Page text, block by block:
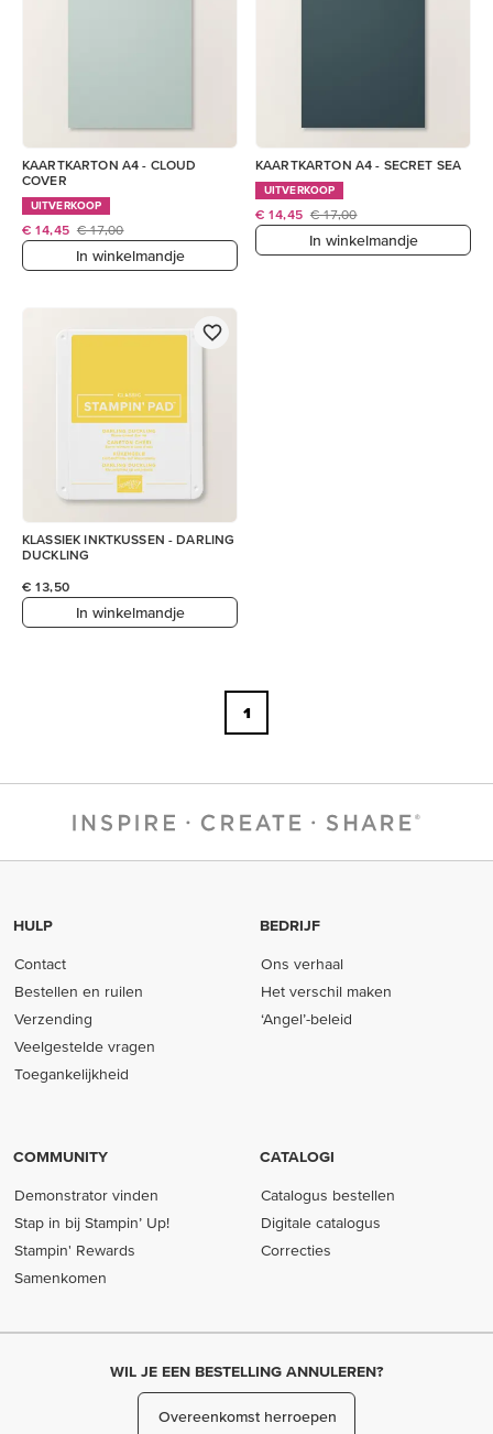
KAARTKARTON A4 - CLOUD
COVER
UITVERKOOP
€ 14,45 € 17,00
In winkelmandje
KAARTKARTON A4 - SECRET SEA
UITVERKOOP
€ 14,45 € 17,00
In winkelmandje
KLASSIEK INKTKUSSEN - DARLING
DUCKLING
€ 13,50
In winkelmandje
1
HULP
Contact
Bestellen en ruilen
Verzending
Veelgestelde vragen
Toegankelijkheid
BEDRIJF
Ons verhaal
Het verschil maken
‘Angel’-beleid
COMMUNITY
Demonstrator vinden
Stap in bij Stampin’ Up!
Stampin' Rewards
Samenkomen
CATALOGI
Catalogus bestellen
Digitale catalogus
Correcties
WIL JE EEN BESTELLING ANNULEREN?
Overeenkomst herroepen